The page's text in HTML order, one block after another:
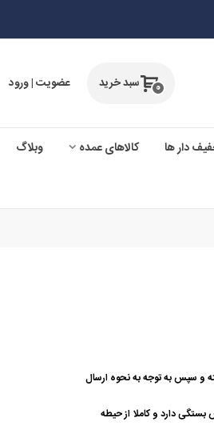
عضویت | ورود 0 سبد خرید
دار ها کالاهای عمده وبلاگ
و سپس به توجه به نحوه ارسال
بستگی دارد و کاملا از حیطه